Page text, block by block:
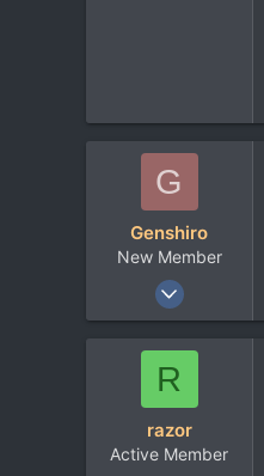
G
Genshiro
New Member
1 Фев 2023
6
R
razor
Active Member